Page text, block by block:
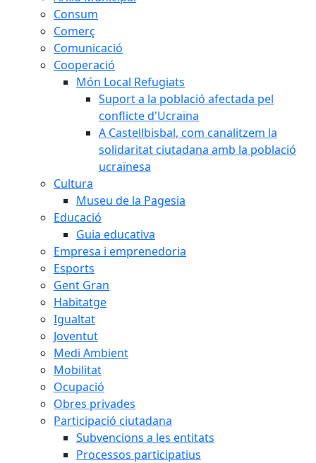
Consum
Comerç
Comunicació
Cooperació
Món Local Refugiats
Suport a la població afectada pel
conflicte d'Ucraïna
A Castellbisbal, com canalitzem la
solidaritat ciutadana amb la població
ucraïnesa
Cultura
Museu de la Pagesia
Educació
Guia educativa
Empresa i emprenedoria
Esports
Gent Gran
Habitatge
Igualtat
Joventut
Medi Ambient
Mobilitat
Ocupació
Obres privades
Participació ciutadana
Subvencions a les entitats
Processos participatius